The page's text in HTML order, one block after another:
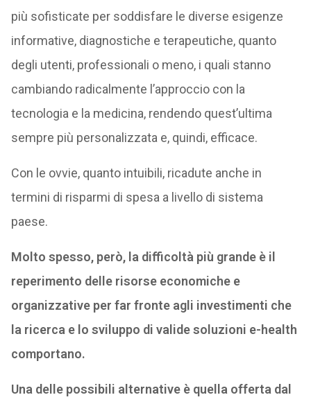
più sofisticate per soddisfare le diverse esigenze
informative, diagnostiche e terapeutiche, quanto
degli utenti, professionali o meno, i quali stanno
cambiando radicalmente l’approccio con la
tecnologia e la medicina, rendendo quest’ultima
sempre più personalizzata e, quindi, efficace.
Con le ovvie, quanto intuibili, ricadute anche in
termini di risparmi di spesa a livello di sistema
paese.
Molto spesso, però, la difficoltà più grande è il
reperimento delle risorse economiche e
organizzative per far fronte agli investimenti che
la ricerca e lo sviluppo di valide soluzioni e-health
comportano.
Una delle possibili alternative è quella offerta dal